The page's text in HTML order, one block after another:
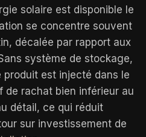
solaire est disponible le
se concentre souvent
décalée par rapport aux
système de stockage,
produit est injecté dans le
de rachat bien inférieur au
détail, ce qui réduit
sur investissement de